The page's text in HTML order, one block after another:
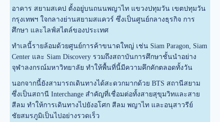
อาคาร สยามสเคป ตั้งอยู่บนถนนพญาไท แขวงปทุมวัน เขตปทุมวัน
กรุงเทพฯ ใจกลางย่านสยามสแควร์ ซึ่งเป็นศูนย์กลางธุรกิจ การ
ศึกษา และไลฟ์สไตล์ของประเทศ
ทำเลนี้รายล้อมด้วยศูนย์การค้าขนาดใหญ่ เช่น Siam Paragon, Siam
Center และ Siam Discovery รวมถึงสถาบันการศึกษาชั้นนำอย่าง
จุฬาลงกรณ์มหาวิทยาลัย ทำให้พื้นที่นี้มีความคึกคักตลอดทั้งวัน
นอกจากนี้ยังสามารถเดินทางได้สะดวกมากด้วย BTS สถานีสยาม
ซึ่งเป็นสถานี Interchange สำคัญที่เชื่อมต่อทั้งสายสุขุมวิทและสาย
สีลม ทำให้การเดินทางไปยังอโศก สีลม พญาไท และอนุสาวรีย์
ชัยสมรภูมิเป็นไปอย่างรวดเร็ว